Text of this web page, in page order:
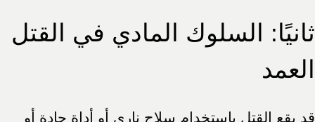
ثانيًا: السلوك المادي في القتل
العمد
قد يقع القتل باستخدام سلاح ناري أو أداة حادة أو